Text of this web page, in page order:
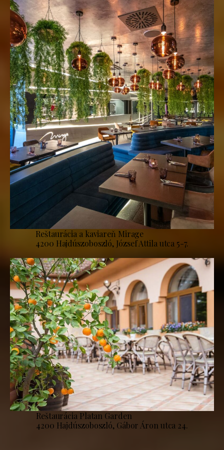
Reštaurácia a kaviareň Mirage
4200 Hajdúszoboszló, József Attila utca 5-7.
Reštaurácia Platan Garden
4200 Hajdúszoboszló, Gábor Áron utca 24.